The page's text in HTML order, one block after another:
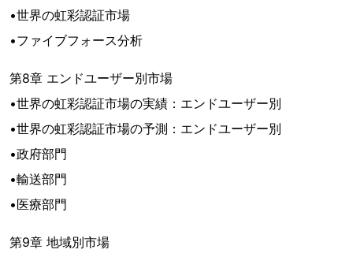
•世界の虹彩認証市場
•ファイブフォース分析
第8章 エンドユーザー別市場
•世界の虹彩認証市場の実績：エンドユーザー別
•世界の虹彩認証市場の予測：エンドユーザー別
•政府部門
•輸送部門
•医療部門
第9章 地域別市場